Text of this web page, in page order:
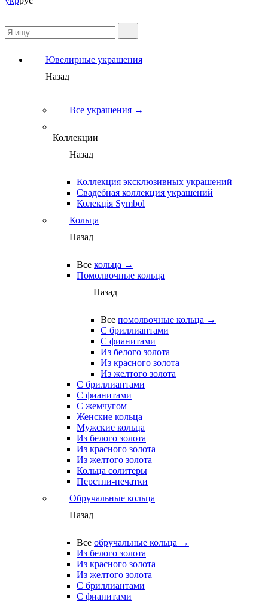
Ювелирные украшения
Назад
Все украшения →
Коллекции
Назад
Коллекция эксклюзивных украшений
Свадебная коллекция украшений
Колекція Symbol
Кольца
Назад
Все кольца →
Помолвочные кольца
Назад
Все помолвочные кольца →
С бриллиантами
С фианитами
Из белого золота
Из красного золота
Из желтого золота
С бриллиантами
С фианитами
С жемчугом
Женские кольца
Мужские кольца
Из белого золота
Из красного золота
Из желтого золота
Кольца солитеры
Перстни-печатки
Обручальные кольца
Назад
Все обручальные кольца →
Из белого золота
Из красного золота
Из желтого золота
С бриллиантами
С фианитами